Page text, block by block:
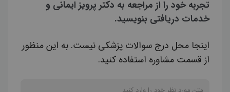
تجربه خود را از مراجعه به دکتر پرویز ایمانی و
خدمات دریافتی بنویسید.
اینجا محل درج سوالات پزشکی نیست. به این منظور
از قسمت مشاوره استفاده کنید.